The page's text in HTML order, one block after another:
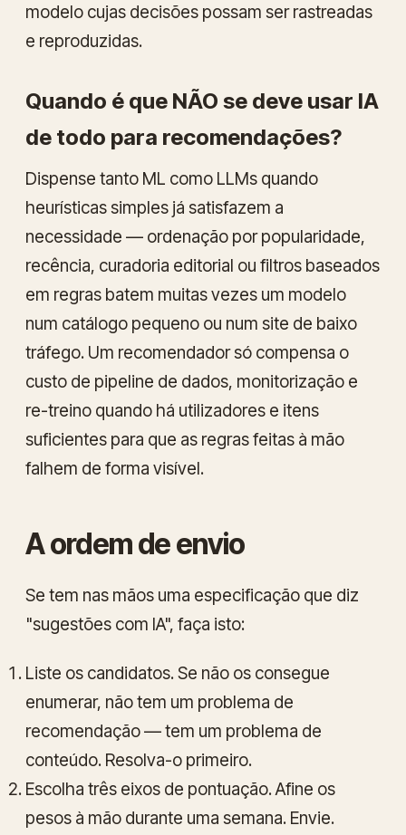
modelo cujas decisões possam ser rastreadas
e reproduzidas.
Quando é que NÃO se deve usar IA
de todo para recomendações?
Dispense tanto ML como LLMs quando
heurísticas simples já satisfazem a
necessidade — ordenação por popularidade,
recência, curadoria editorial ou filtros baseados
em regras batem muitas vezes um modelo
num catálogo pequeno ou num site de baixo
tráfego. Um recomendador só compensa o
custo de pipeline de dados, monitorização e
re-treino quando há utilizadores e itens
suficientes para que as regras feitas à mão
falhem de forma visível.
A ordem de envio
Se tem nas mãos uma especificação que diz
"sugestões com IA", faça isto:
Liste os candidatos. Se não os consegue
enumerar, não tem um problema de
recomendação — tem um problema de
conteúdo. Resolva-o primeiro.
Escolha três eixos de pontuação. Afine os
pesos à mão durante uma semana. Envie.